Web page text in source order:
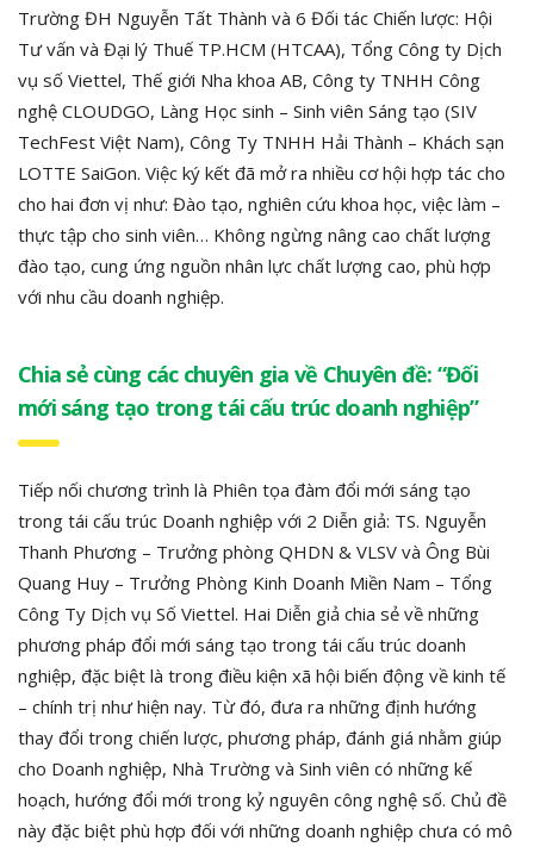
Trường ĐH Nguyễn Tất Thành và 6 Đối tác Chiến lược: Hội
Tư vấn và Đại lý Thuế TP.HCM (HTCAA), Tổng Công ty Dịch
vụ số Viettel, Thế giới Nha khoa AB, Công ty TNHH Công
nghệ CLOUDGO, Làng Học sinh – Sinh viên Sáng tạo (SIV
TechFest Việt Nam), Công Ty TNHH Hải Thành – Khách sạn
LOTTE SaiGon. Việc ký kết đã mở ra nhiều cơ hội hợp tác cho
cho hai đơn vị như: Đào tạo, nghiên cứu khoa học, việc làm –
thực tập cho sinh viên… Không ngừng nâng cao chất lượng
đào tạo, cung ứng nguồn nhân lực chất lượng cao, phù hợp
với nhu cầu doanh nghiệp.
Chia sẻ cùng các chuyên gia về Chuyên đề: “Đối
mới sáng tạo trong tái cấu trúc doanh nghiệp”
Tiếp nối chương trình là Phiên tọa đàm đổi mới sáng tạo
trong tái cấu trúc Doanh nghiệp với 2 Diễn giả: TS. Nguyễn
Thanh Phương – Trưởng phòng QHDN & VLSV và Ông Bùi
Quang Huy – Trưởng Phòng Kinh Doanh Miền Nam – Tổng
Công Ty Dịch vụ Số Viettel. Hai Diễn giả chia sẻ về những
phương pháp đổi mới sáng tạo trong tái cấu trúc doanh
nghiệp, đặc biệt là trong điều kiện xã hội biến động về kinh tế
– chính trị như hiện nay. Từ đó, đưa ra những định hướng
thay đổi trong chiến lược, phương pháp, đánh giá nhằm giúp
cho Doanh nghiệp, Nhà Trường và Sinh viên có những kế
hoạch, hướng đổi mới trong kỷ nguyên công nghệ số. Chủ đề
này đặc biệt phù hợp đối với những doanh nghiệp chưa có mô